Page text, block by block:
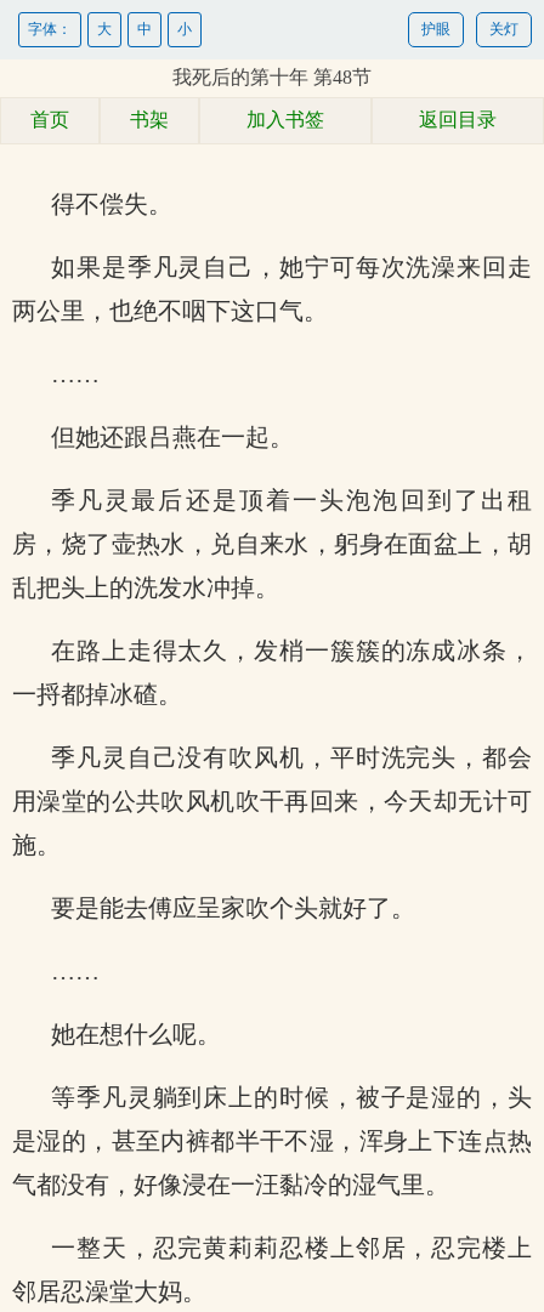
关灯
护眼
字体： 大 中 小
我死后的第十年 第48节
首页 书架 加入书签 返回目录
得不偿失。
如果是季凡灵自己，她宁可每次洗澡来回走
两公里，也绝不咽下这口气。
……
但她还跟吕燕在一起。
季凡灵最后还是顶着一头泡泡回到了出租
房，烧了壶热水，兑自来水，躬身在面盆上，胡
乱把头上的洗发水冲掉。
在路上走得太久，发梢一簇簇的冻成冰条，
一捋都掉冰碴。
季凡灵自己没有吹风机，平时洗完头，都会
用澡堂的公共吹风机吹干再回来，今天却无计可
施。
要是能去傅应呈家吹个头就好了。
……
她在想什么呢。
等季凡灵躺到床上的时候，被子是湿的，头
是湿的，甚至内裤都半干不湿，浑身上下连点热
气都没有，好像浸在一汪黏冷的湿气里。
一整天，忍完黄莉莉忍楼上邻居，忍完楼上
邻居忍澡堂大妈。